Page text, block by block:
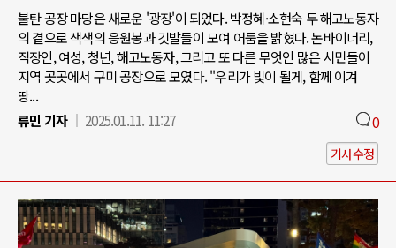
불탄 공장 마당은 새로운 '광장'이 되었다. 박정혜·소현숙 두 해고노동자
의 곁으로 색색의 응원봉과 깃발들이 모여 어둠을 밝혔다. 논바이너리,
직장인, 여성, 청년, 해고노동자, 그리고 또 다른 무엇인 많은 시민들이
지역 곳곳에서 구미 공장으로 모였다. "우리가 빛이 될게, 함께 이겨
땅...
류민 기자
2025.01.11. 11:27 0
기사수정